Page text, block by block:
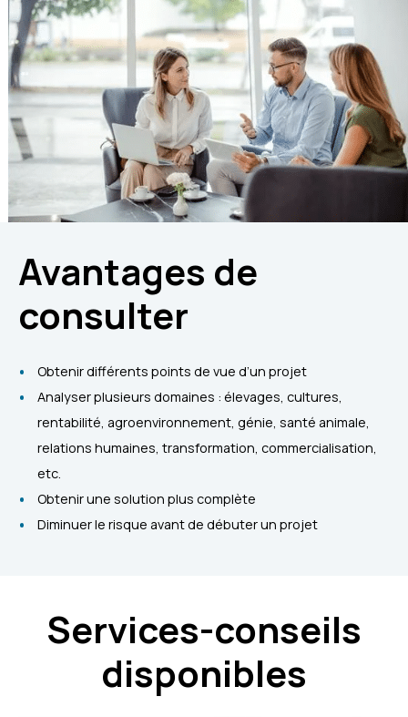
Avantages de
consulter
Obtenir différents points de vue d’un projet
Analyser plusieurs domaines : élevages, cultures,
rentabilité, agroenvironnement, génie, santé animale,
relations humaines, transformation, commercialisation,
etc.
Obtenir une solution plus complète
Diminuer le risque avant de débuter un projet
Services-conseils
disponibles